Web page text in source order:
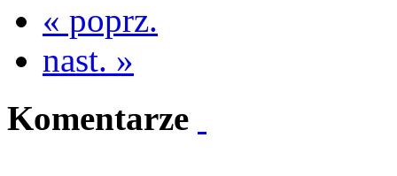
« poprz.
nast. »
Komentarze